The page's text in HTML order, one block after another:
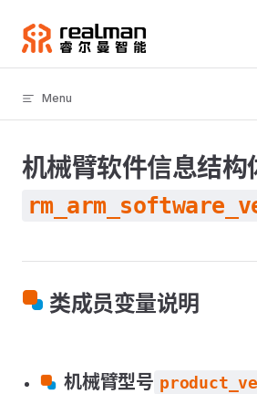
Skip to content
Menu
机械臂软件信息结构
类成员变量说明
机械臂型号